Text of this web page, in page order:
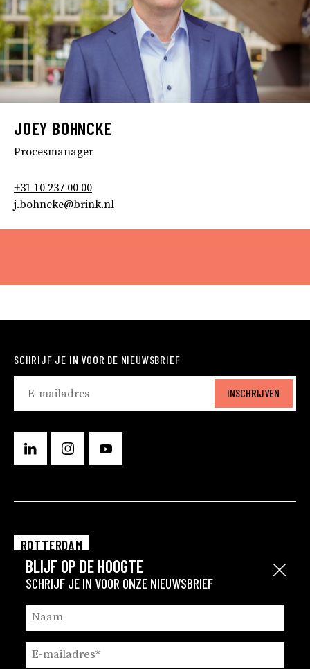
Sluit
BLIJF OP DE HOOGTE
SCHRIJF JE IN VOOR ONZE NIEUWSBRIEF
JOEY BOHNCKE
Procesmanager
+31 10 237 00 00
j.bohncke@brink.nl
SCHRIJF JE IN VOOR DE NIEUWSBRIEF
INSCHRIJVEN
ROTTERDAM
EINDHOVEN
GRONINGEN